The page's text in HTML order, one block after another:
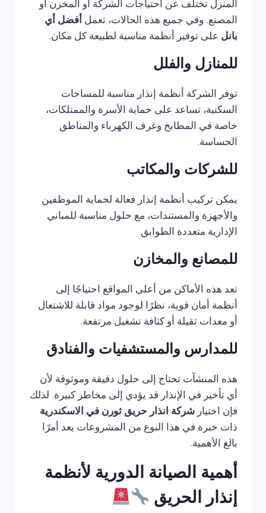
المنزل تختلف عن احتياجات الشركة أو المخزن أو
المصنع. وفي جميع هذه الحالات، تعمل أفضل أي
بانل على توفير أنظمة مناسبة لطبيعة كل مكان.
للمنازل والفلل
توفر الشركة أنظمة إنذار مناسبة للمساحات
السكنية، تساعد على حماية الأسرة والممتلكات،
خاصة في المطابخ وغرف الكهرباء والمناطق
الحساسة.
للشركات والمكاتب
يمكن تركيب أنظمة إنذار فعالة لحماية الموظفين
والأجهزة والمستندات، مع حلول مناسبة للمباني
الإدارية متعددة الطوابق.
للمصانع والمخازن
تعد هذه الأماكن من أعلى المواقع احتياجًا إلى
أنظمة أمان قوية، نظرًا لوجود مواد قابلة للاشتعال
أو معدات ثقيلة أو كثافة تشغيل مرتفعة.
للمدارس والمستشفيات والفنادق
هذه المنشآت تحتاج إلى حلول دقيقة وموثوقة لأن
أي تأخير في الإنذار قد يؤدي إلى مخاطر كبيرة. لذلك
فإن اختيار شركة انذار حريق ثورن في الاسكندرية
ذات خبرة في هذا النوع من المشروعات يعد أمرًا
بالغ الأهمية.
أهمية الصيانة الدورية لأنظمة
إنذار الحريق